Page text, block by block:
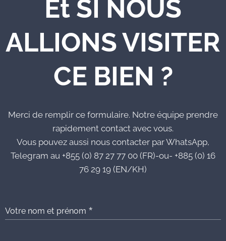
Et SI NOUS
ALLIONS VISITER
CE BIEN ?
Merci de remplir ce formulaire. Notre équipe prendre
rapidement contact avec vous.
Vous pouvez aussi nous contacter par WhatsApp,
Telegram au +855 (0) 87 27 77 00 (FR)-ou- +885 (0) 16
76 29 19 (EN/KH)
Votre nom et prénom